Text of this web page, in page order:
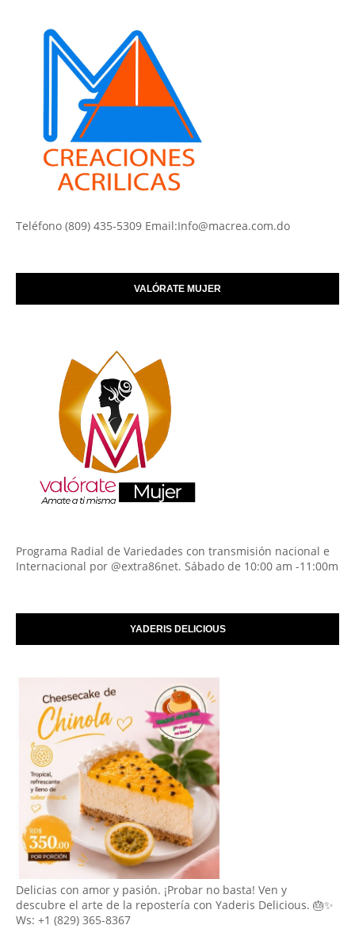
Teléfono (809) 435-5309 Email:Info@macrea.com.do
VALÓRATE MUJER
Programa Radial de Variedades con transmisión nacional e
Internacional por @extra86net. Sábado de 10:00 am -11:00m
YADERIS DELICIOUS
Delicias con amor y pasión. ¡Probar no basta! Ven y
descubre el arte de la repostería con Yaderis Delicious. 🎂✨
Ws: +1 (829) 365-8367